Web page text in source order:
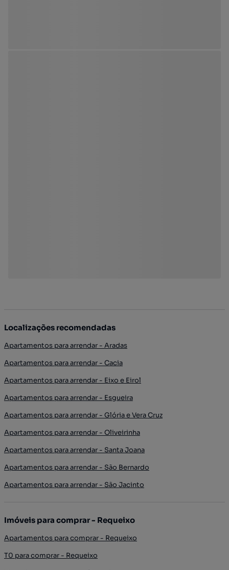
Localizações recomendadas
Apartamentos para arrendar - Aradas
Apartamentos para arrendar - Cacia
Apartamentos para arrendar - Eixo e Eirol
Apartamentos para arrendar - Esgueira
Apartamentos para arrendar - Glória e Vera Cruz
Apartamentos para arrendar - Oliveirinha
Apartamentos para arrendar - Santa Joana
Apartamentos para arrendar - São Bernardo
Apartamentos para arrendar - São Jacinto
Imóveis para comprar - Requeixo
Apartamentos para comprar - Requeixo
T0 para comprar - Requeixo